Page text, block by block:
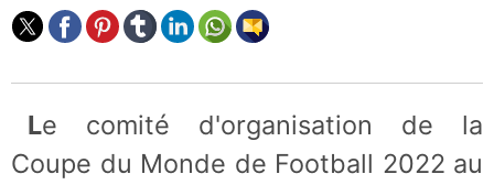
Le comité d'organisation de la
Coupe du Monde de Football 2022 au